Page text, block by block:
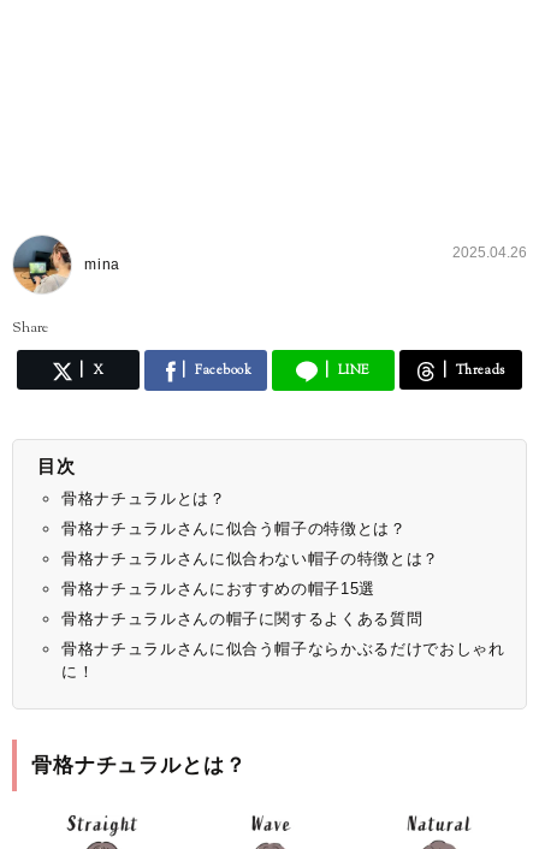
mina
2025.04.26
Share
X Facebook LINE Threads
目次
骨格ナチュラルとは？
骨格ナチュラルさんに似合う帽子の特徴とは？
骨格ナチュラルさんに似合わない帽子の特徴とは？
骨格ナチュラルさんにおすすめの帽子15選
骨格ナチュラルさんの帽子に関するよくある質問
骨格ナチュラルさんに似合う帽子ならかぶるだけでおしゃれ
に！
骨格ナチュラルとは？